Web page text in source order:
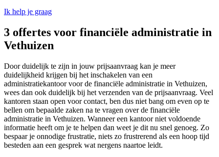
Ik help je graag
3 offertes voor financiële administratie in
Vethuizen
Door duidelijk te zijn in jouw prijsaanvraag kan je meer
duidelijkheid krijgen bij het inschakelen van een
administratiekantoor voor de financiële administratie in Vethuizen,
wees dan ook duidelijk bij het verzenden van de prijsaanvraag. Veel
kantoren staan open voor contact, ben dus niet bang om even op te
bellen om bepaalde zaken na te vragen over de financiële
administratie in Vethuizen. Wanneer een kantoor niet voldoende
informatie heeft om je te helpen dan weet je dit nu snel genoeg. Zo
bespaar je onnodige frustratie, niets zo frustrerend als een hoop tijd
besteden aan een gesprek wat nergens naartoe leidt.